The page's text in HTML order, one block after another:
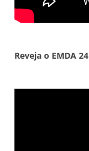
Reveja o EMDA 24